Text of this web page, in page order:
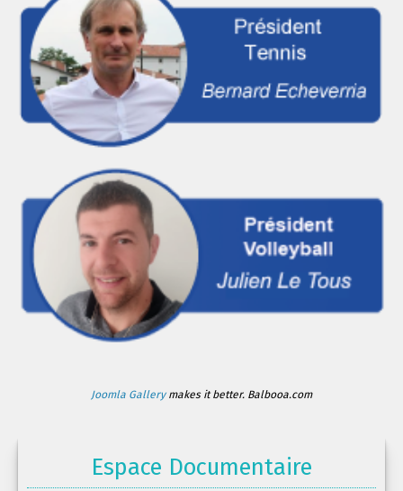
Joomla Gallerymakes it better. Balbooa.com
Espace Documentaire